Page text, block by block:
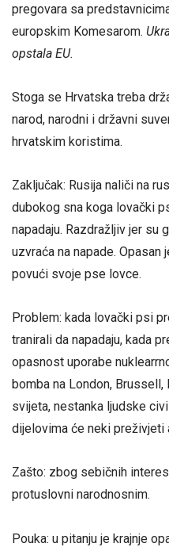
pregovara sa
europskim Komesarom.
opstala EU.
Stoga se Hrvatska treba
narod, narodni i državni
hrvatskim koristima.
Zaključak: Rusija naliči na
dubokog sna koga lovački
napadaju. Razdražljiv jer su
uzvraća na napade.
povući svoje pse lovce.
Problem: kada lovački psi
tranirali da napadaju, kada
opasnost uporabe
bomba na London,
svijeta, nestanka ljudske
dijelovima će neki
Zašto: zbog sebičnih
protuslovni narodnosnim.
Pouka: u pitanju je krajnje